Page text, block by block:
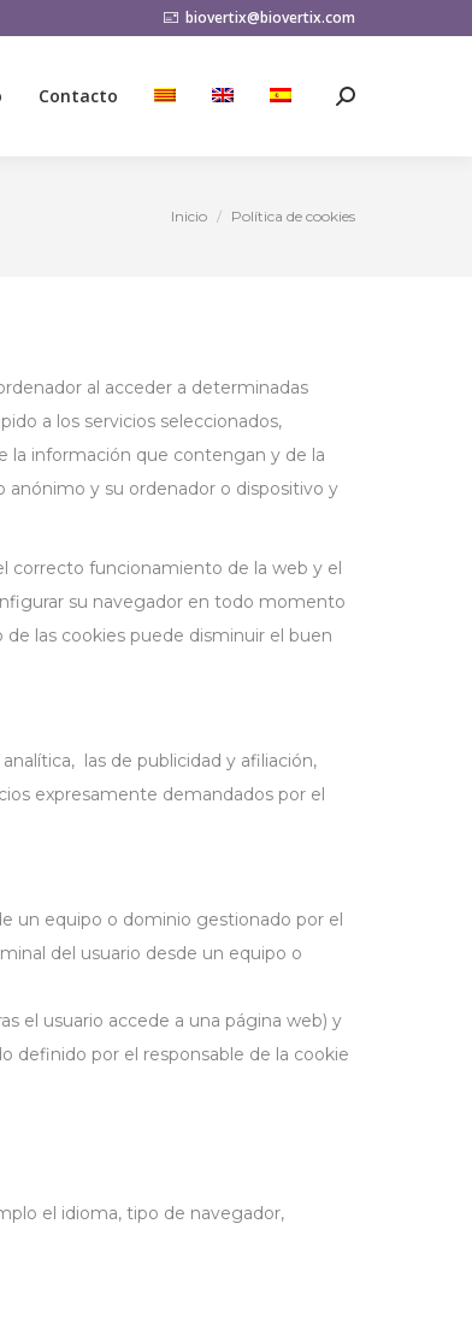
biovertix@biovertix.com
Contacto Buscar:
Estás aquí:
Inicio Política de cookies
al acceder a determinadas
a los servicios seleccionados,
la información que contengan y de la
anónimo y su ordenador o dispositivo y
correcto funcionamiento de la web y el
su navegador en todo momento
las cookies puede disminuir el buen
las de publicidad y afiliación,
expresamente demandados por el
un equipo o dominio gestionado por el
del usuario desde un equipo o
el usuario accede a una página web) y
definido por el responsable de la cookie
el idioma, tipo de navegador,
Buscar: